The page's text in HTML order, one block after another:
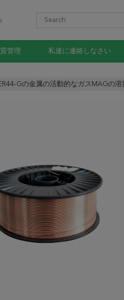
管理 私達に連絡しなさい
Gの金属の活動的なガスMAGの